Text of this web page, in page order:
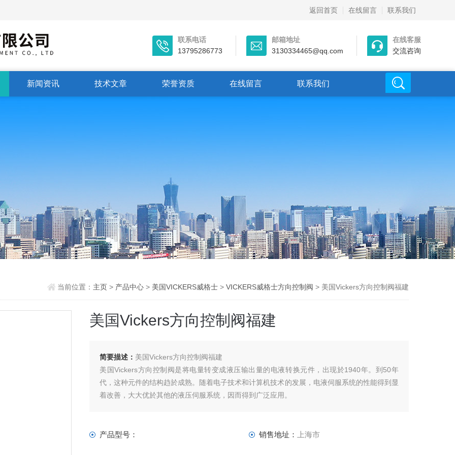
返回首页 在线留言 联系我们
联系电话
13795286773
邮箱地址
3130334465@qq.com
在线客服
交流咨询
新闻资讯 技术文章 荣誉资质 在线留言 联系我们
当前位置： 主页 > 产品中心> 美国VICKERS威格士> VICKERS威格士方向控制阀 > 美国Vickers方向控制阀福建
美国Vickers方向控制阀福建
简要描述： 美国Vickers方向控制阀福建
美国Vickers方向控制阀是将电量转变成液压输出量的电液转换元件，出现於1940年。到50年
代，这种元件的结构趋於成熟。随着电子技术和计算机技术的发展，电液伺服系统的性能得到显
着改善，大大优於其他的液压伺服系统，因而得到广泛应用。
产品型号： 销售地址： 上海市